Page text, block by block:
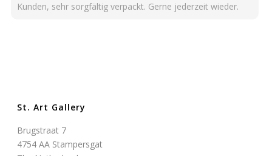
Kunden, sehr sorgfältig verpackt. Gerne jederzeit wieder.
St. Art Gallery
Brugstraat 7
4754 AA Stampersgat